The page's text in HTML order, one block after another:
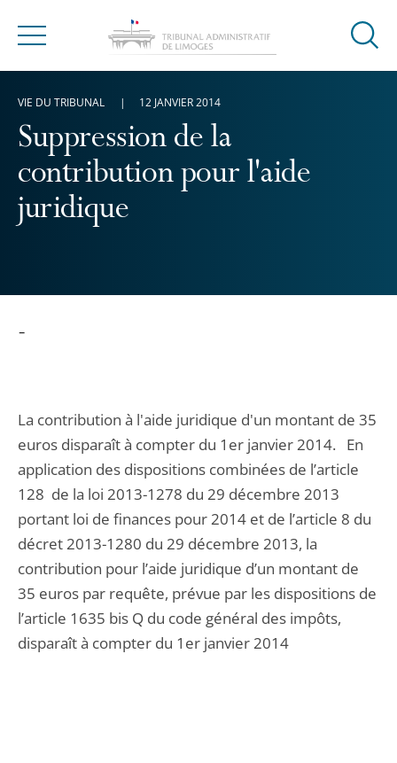
Menu
Ouvrir
Suppression de la
contribution pour l'aide
juridique
VIE DU TRIBUNAL 12 JANVIER 2014
-
La contribution à l'aide juridique d'un montant de 35
euros disparaît à compter du 1er janvier 2014. En
application des dispositions combinées de l’article
128 de la loi 2013-1278 du 29 décembre 2013
portant loi de finances pour 2014 et de l’article 8 du
décret 2013-1280 du 29 décembre 2013, la
contribution pour l’aide juridique d’un montant de
35 euros par requête, prévue par les dispositions de
l’article 1635 bis Q du code général des impôts,
disparaît à compter du 1er janvier 2014